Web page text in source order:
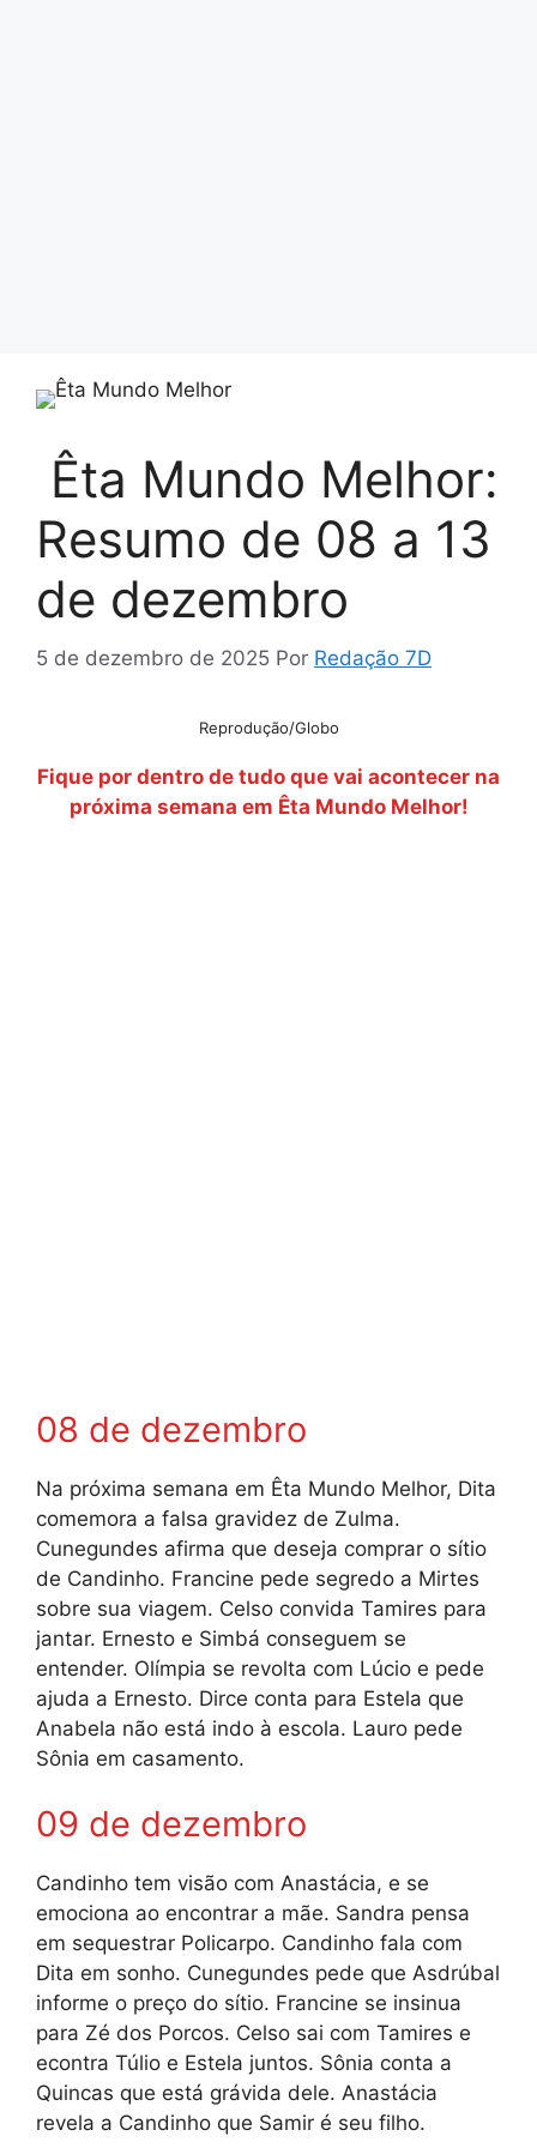
Êta Mundo Melhor:
Resumo de 08 a 13
de dezembro
5 de dezembro de 2025 Por Redação 7D
Reprodução/Globo
Fique por dentro de tudo que vai acontecer na
próxima semana em Êta Mundo Melhor!
08 de dezembro
Na próxima semana em Êta Mundo Melhor, Dita
comemora a falsa gravidez de Zulma.
Cunegundes afirma que deseja comprar o sítio
de Candinho. Francine pede segredo a Mirtes
sobre sua viagem. Celso convida Tamires para
jantar. Ernesto e Simbá conseguem se
entender. Olímpia se revolta com Lúcio e pede
ajuda a Ernesto. Dirce conta para Estela que
Anabela não está indo à escola. Lauro pede
Sônia em casamento.
09 de dezembro
Candinho tem visão com Anastácia, e se
emociona ao encontrar a mãe. Sandra pensa
em sequestrar Policarpo. Candinho fala com
Dita em sonho. Cunegundes pede que Asdrúbal
informe o preço do sítio. Francine se insinua
para Zé dos Porcos. Celso sai com Tamires e
econtra Túlio e Estela juntos. Sônia conta a
Quincas que está grávida dele. Anastácia
revela a Candinho que Samir é seu filho.